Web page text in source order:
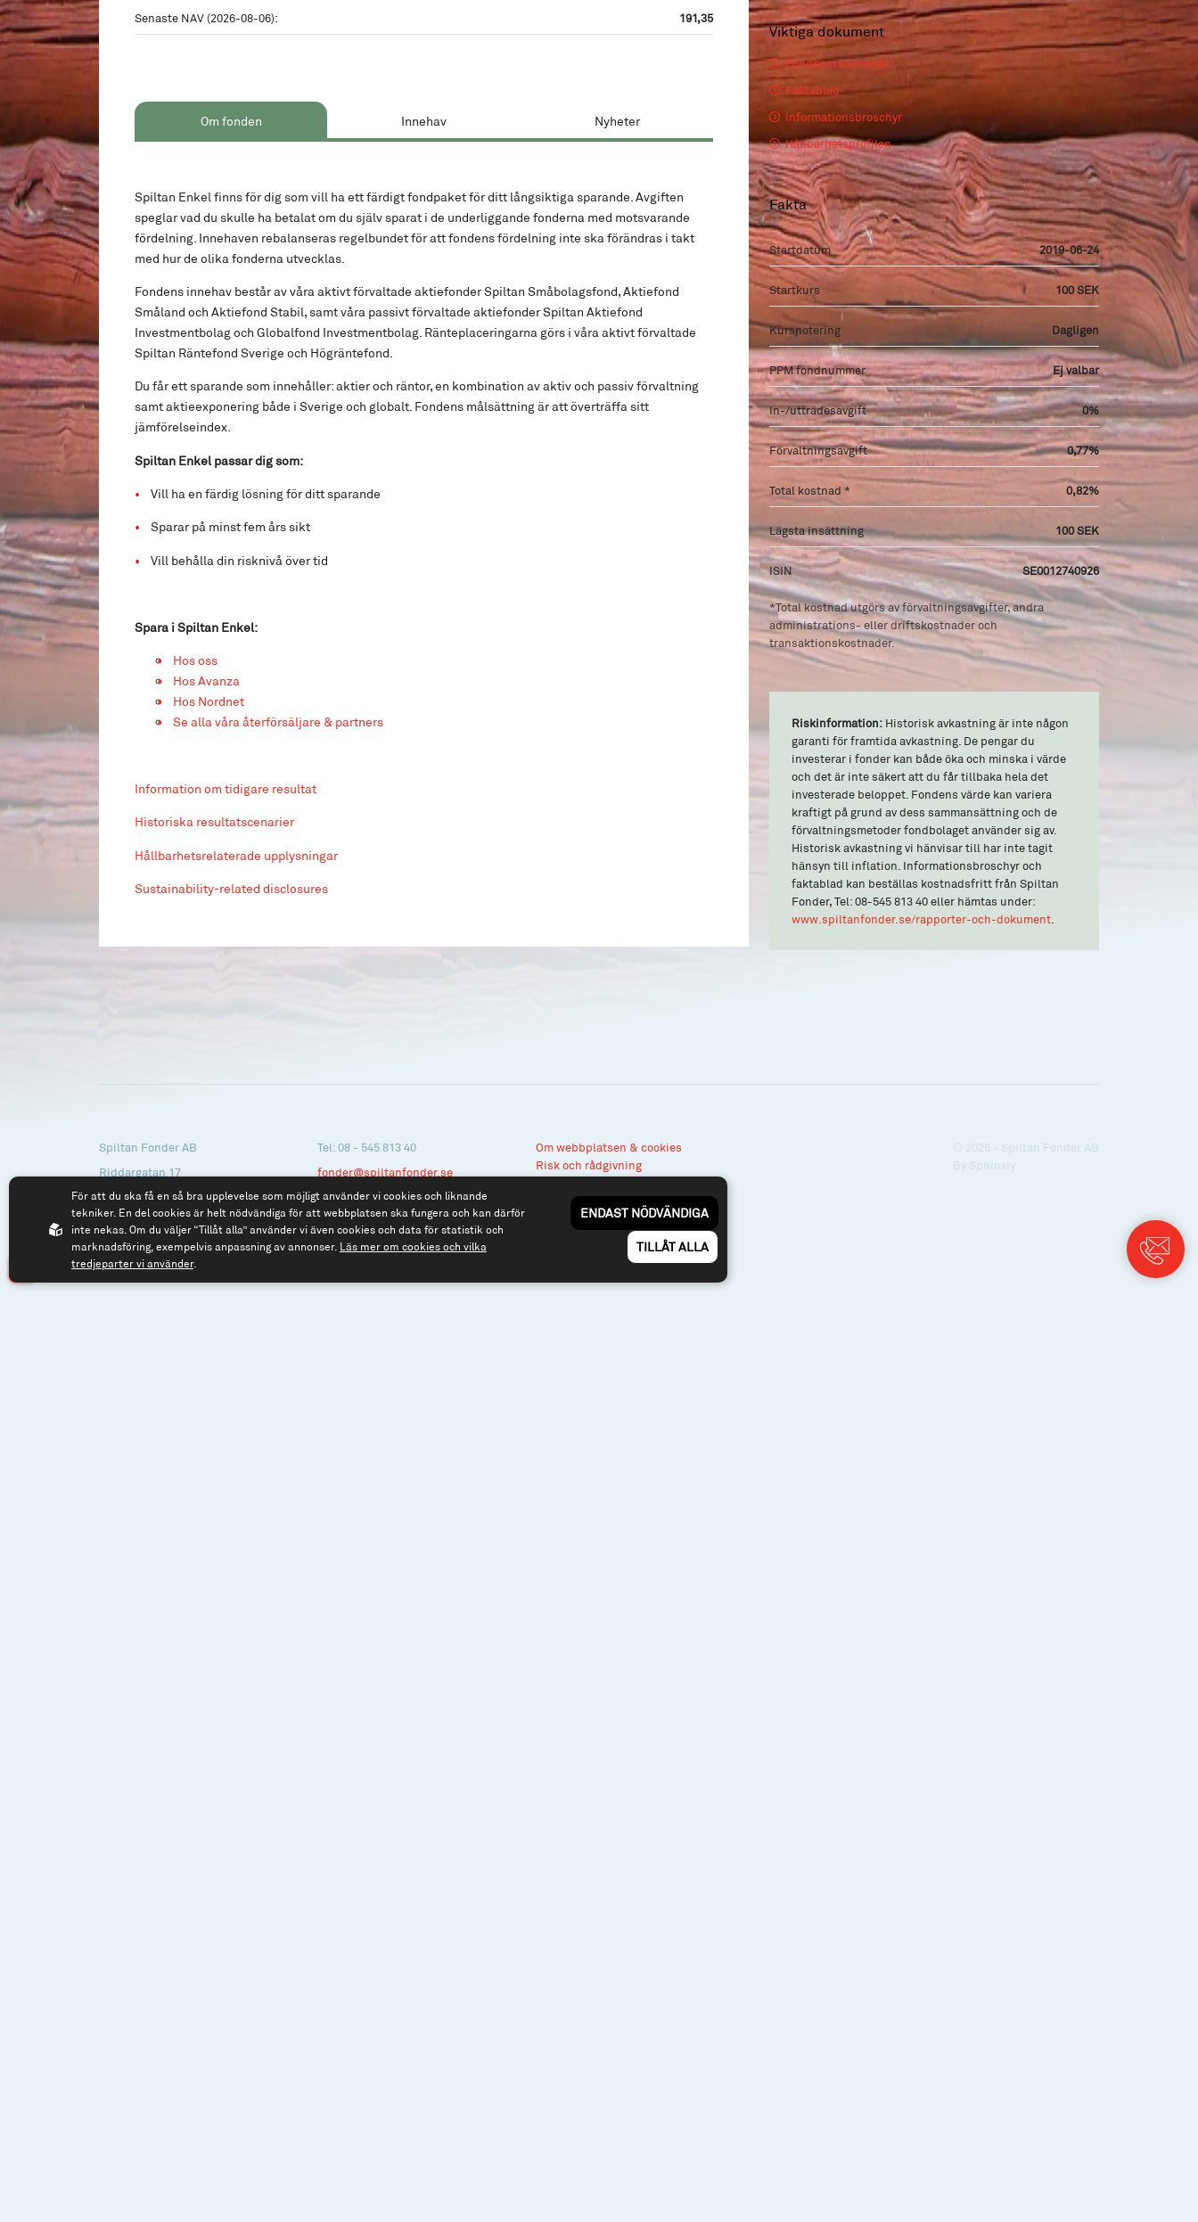
Senaste NAV (2026-08-06): 191,35
Om fonden Innehav Nyheter
Spiltan Enkel finns för dig som vill ha ett färdigt fondpaket för ditt långsiktiga sparande. Avgiften
speglar vad du skulle ha betalat om du själv sparat i de underliggande fonderna med motsvarande
fördelning. Innehaven rebalanseras regelbundet för att fondens fördelning inte ska förändras i takt
med hur de olika fonderna utvecklas.
Fondens innehav består av våra aktivt förvaltade aktiefonder Spiltan Småbolagsfond, Aktiefond
Småland och Aktiefond Stabil, samt våra passivt förvaltade aktiefonder Spiltan Aktiefond
Investmentbolag och Globalfond Investmentbolag. Ränteplaceringarna görs i våra aktivt förvaltade
Spiltan Räntefond Sverige och Högräntefond.
Du får ett sparande som innehåller: aktier och räntor, en kombination av aktiv och passiv förvaltning
samt aktieexponering både i Sverige och globalt. Fondens målsättning är att överträffa sitt
jämförelseindex.
Spiltan Enkel passar dig som:
• Vill ha en färdig lösning för ditt sparande
• Sparar på minst fem års sikt
• Vill behålla din risknivå över tid
Spara i Spiltan Enkel:
Hos oss
Hos Avanza
Hos Nordnet
Se alla våra återförsäljare & partners
Information om tidigare resultat
Historiska resultatscenarier
Hållbarhetsrelaterade upplysningar
Sustainability-related disclosures
Viktiga dokument
Fondbestämmelser
Faktablad
Informationsbroschyr
Hållbarhetsprofilen
Fakta
Startdatum 2019-06-24
Startkurs 100 SEK
Kursnotering Dagligen
PPM fondnummer Ej valbar
In-/utträdesavgift 0%
Förvaltningsavgift 0,77%
Total kostnad * 0,82%
Lägsta insättning 100 SEK
ISIN SE0012740926
*Total kostnad utgörs av förvaltningsavgifter, andra
administrations- eller driftskostnader och
transaktionskostnader.
Riskinformation:Historisk avkastning är inte någon
garanti för framtida avkastning. De pengar du
investerar i fonder kan både öka och minska i värde
och det är inte säkert att du får tillbaka hela det
investerade beloppet. Fondens värde kan variera
kraftigt på grund av dess sammansättning och de
förvaltningsmetoder fondbolaget använder sig av.
Historisk avkastning vi hänvisar till har inte tagit
hänsyn till inflation. Informationsbroschyr och
faktablad kan beställas kostnadsfritt från Spiltan
Fonder, Tel: 08-545 813 40 eller hämtas under:
www.spiltanfonder.se/rapporter-och-dokument.
Spiltan Fonder AB
Riddargatan 17
114 57 Stockholm
Tel: 08 - 545 813 40
fonder@spiltanfonder.se
Om webbplatsen & cookies
Risk och rådgivning
© 2026 - Spiltan Fonder AB
By Sphinxly
För att du ska få en så bra upplevelse som möjligt använder vi cookies och liknande
tekniker. En del cookies är helt nödvändiga för att webbplatsen ska fungera och kan därför
inte nekas. Om du väljer “Tillåt alla” använder vi även cookies och data för statistik och
marknadsföring, exempelvis anpassning av annonser. Läs mer om cookies och vilka
tredjeparter vi använder.
ENDAST NÖDVÄNDIGA
TILLÅT ALLA